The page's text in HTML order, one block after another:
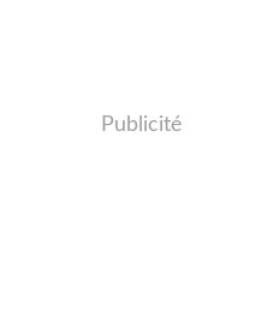
Publicité